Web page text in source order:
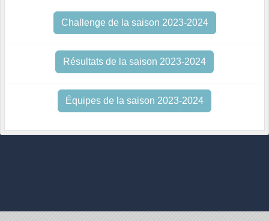
Challenge de la saison 2023-2024
Résultats de la saison 2023-2024
Équipes de la saison 2023-2024